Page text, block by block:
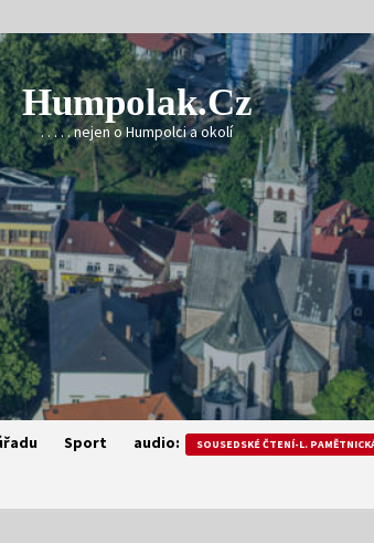
Humpolak.cz
. . . . . nejen o Humpolci a okolí
Sport audio: SOUSEDSKÉ ČTENÍ-L.